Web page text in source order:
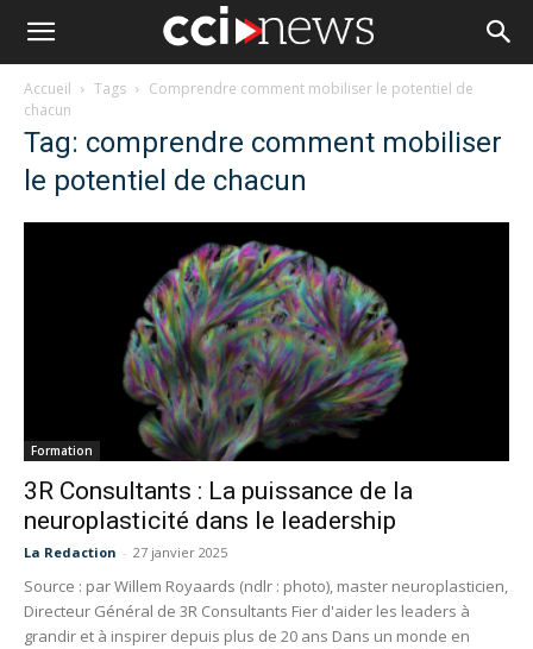
Accueil Tags
Comprendre comment mobiliser le potentiel de
chacun
Tag: comprendre comment mobiliser
le potentiel de chacun
Formation
3R Consultants : La puissance de la
neuroplasticité dans le leadership
La Redaction - 27 janvier 2025
Source : par Willem Royaards (ndlr : photo), master neuroplasticien,
Directeur Général de 3R Consultants Fier d'aider les leaders à
grandir et à inspirer depuis plus de 20 ans Dans un monde en